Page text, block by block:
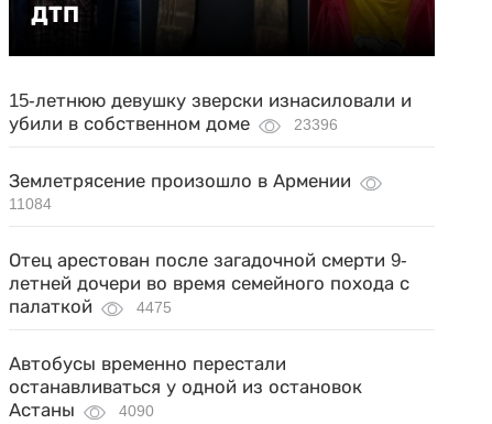
ДТП
15-летнюю девушку зверски изнасиловали и
убили в собственном доме
23396
Землетрясение произошло в Армении
11084
Отец арестован после загадочной смерти 9-
летней дочери во время семейного похода с
палаткой
4475
Автобусы временно перестали
останавливаться у одной из остановок
Астаны
4090